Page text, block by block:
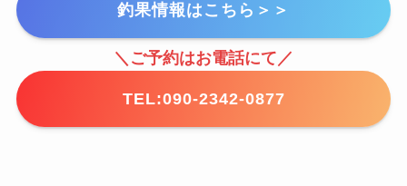
釣果情報はこちら＞＞
＼ご予約はお電話にて／
TEL:090-2342-0877